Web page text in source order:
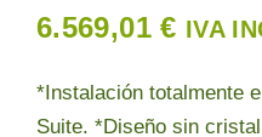
6.569,01€ IVA
*Instalación totalmente
Suite. *Diseño sin